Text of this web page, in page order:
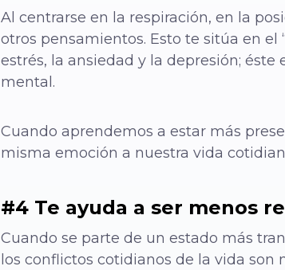
Al centrarse en la respiración, en la
otros pensamientos. Esto te sitúa en el
estrés, la ansiedad y la depresión;
mental.
Cuando aprendemos a estar más
misma emoción a nuestra vida
#4 Te ayuda a ser menos
Cuando se parte de un estado más
los conflictos cotidianos de la vida son